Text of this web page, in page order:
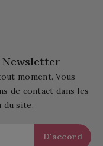
Newsletter
moment. Vous
de contact dans les
du site.